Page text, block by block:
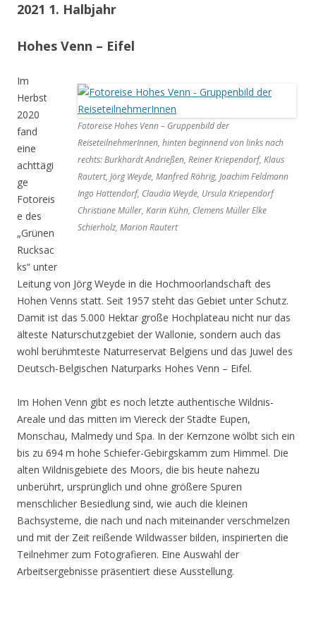
2021 1. Halbjahr
Hohes Venn – Eifel
Fotoreise Hohes Venn – Gruppenbild der
ReiseteilnehmerInnen, hinten beginnend von links nach
rechts: Burkhardt Andrießen, Reiner Kriependorf, Klaus
Rautert, Jörg Weyde, Manfred Röhrig, Joachim Feldmann
Ingo Hattendorf, Claudia Weyde, Ursula Kriependorf
Christiane Müller, Karin Kühn, Clemens Müller Elke
Schierholz, Marion Rautert
Im
Herbst
2020
fand
eine
achttägi
ge
Fotoreis
e des
„Grünen
Rucksac
ks“ unter
Leitung von Jörg Weyde in die Hochmoorlandschaft des
Hohen Venns statt. Seit 1957 steht das Gebiet unter Schutz.
Damit ist das 5.000 Hektar große Hochplateau nicht nur das
älteste Naturschutzgebiet der Wallonie, sondern auch das
wohl berühmteste Naturreservat Belgiens und das Juwel des
Deutsch-Belgischen Naturparks Hohes Venn – Eifel.
Im Hohen Venn gibt es noch letzte authentische Wildnis-
Areale und das mitten im Viereck der Städte Eupen,
Monschau, Malmedy und Spa. In der Kernzone wölbt sich ein
bis zu 694 m hohe Schiefer-Gebirgskamm zum Himmel. Die
alten Wildnisgebiete des Moors, die bis heute nahezu
unberührt, ursprünglich und ohne größere Spuren
menschlicher Besiedlung sind, wie auch die kleinen
Bachsysteme, die nach und nach miteinander verschmelzen
und mit der Zeit reißende Wildwasser bilden, inspirierten die
Teilnehmer zum Fotografieren. Eine Auswahl der
Arbeitsergebnisse präsentiert diese Ausstellung.